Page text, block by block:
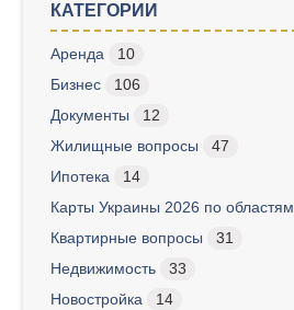
КАТЕГОРИИ
Аренда
10
Бизнес
106
Документы
12
Жилищные вопросы
47
Ипотека
14
Карты Украины 2026 по областям
Квартирные вопросы
31
Недвижимость
33
Новостройка
14